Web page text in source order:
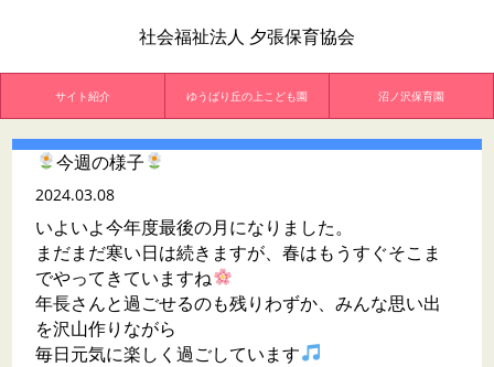
社会福祉法人 夕張保育協会
サイト紹介 ゆうばり丘の上こども園 沼ノ沢保育園
今週の様子
2024.03.08
いよいよ今年度最後の月になりました。
まだまだ寒い日は続きますが、春はもうすぐそこま
でやってきていますね
年長さんと過ごせるのも残りわずか、みんな思い出
を沢山作りながら
毎日元気に楽しく過ごしています